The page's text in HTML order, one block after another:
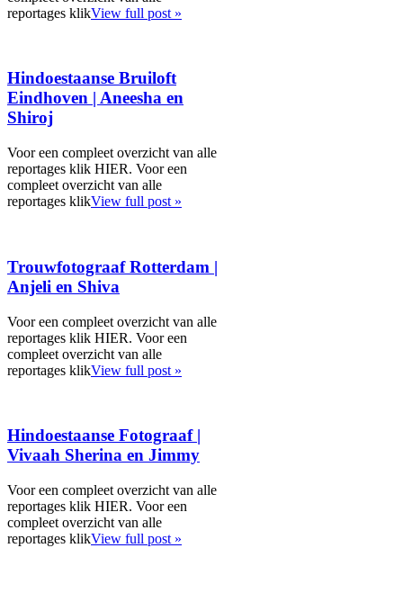
reportages klikView full post »
Hindoestaanse Bruiloft
Eindhoven | Aneesha en
Shiroj
Voor een compleet overzicht van alle
reportages klik HIER. Voor een
compleet overzicht van alle
reportages klikView full post »
Trouwfotograaf Rotterdam |
Anjeli en Shiva
Voor een compleet overzicht van alle
reportages klik HIER. Voor een
compleet overzicht van alle
reportages klikView full post »
Hindoestaanse Fotograaf |
Vivaah Sherina en Jimmy
Voor een compleet overzicht van alle
reportages klik HIER. Voor een
compleet overzicht van alle
reportages klikView full post »